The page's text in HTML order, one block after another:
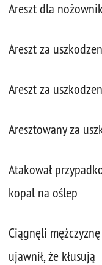
Areszt dla
Areszt za
Areszt za
Aresztowany za
Atakował
kopal na oślep
Ciągnęli
ujawnił, że kłusują